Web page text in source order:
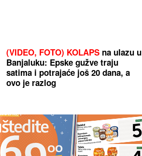
(VIDEO, FOTO) KOLAPS na ulazu u
Banjaluku: Epske gužve traju
satima i potrajaće još 20 dana, a
ovo je razlog